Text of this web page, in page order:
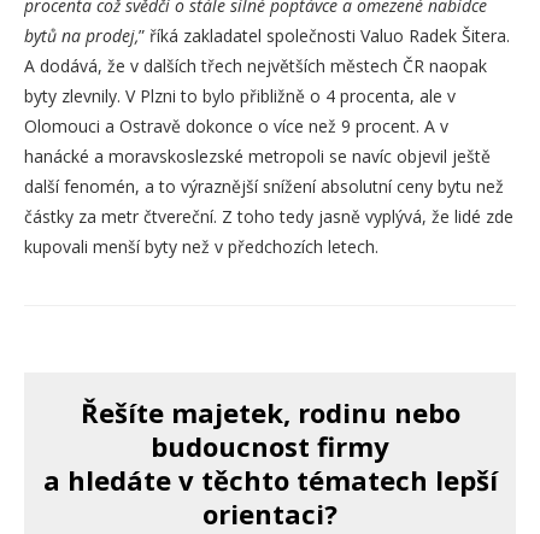
procenta což svědčí o stále silné poptávce a omezené nabídce
bytů na prodej,” říká zakladatel společnosti Valuo Radek Šitera.
A dodává, že v dalších třech největších městech ČR naopak
byty zlevnily. V Plzni to bylo přibližně o 4 procenta, ale v
Olomouci a Ostravě dokonce o více než 9 procent. A v
hanácké a moravskoslezské metropoli se navíc objevil ještě
další fenomén, a to výraznější snížení absolutní ceny bytu než
částky za metr čtvereční. Z toho tedy jasně vyplývá, že lidé zde
kupovali menší byty než v předchozích letech.
Řešíte majetek, rodinu nebo
budoucnost firmy
a hledáte v těchto tématech lepší
orientaci?